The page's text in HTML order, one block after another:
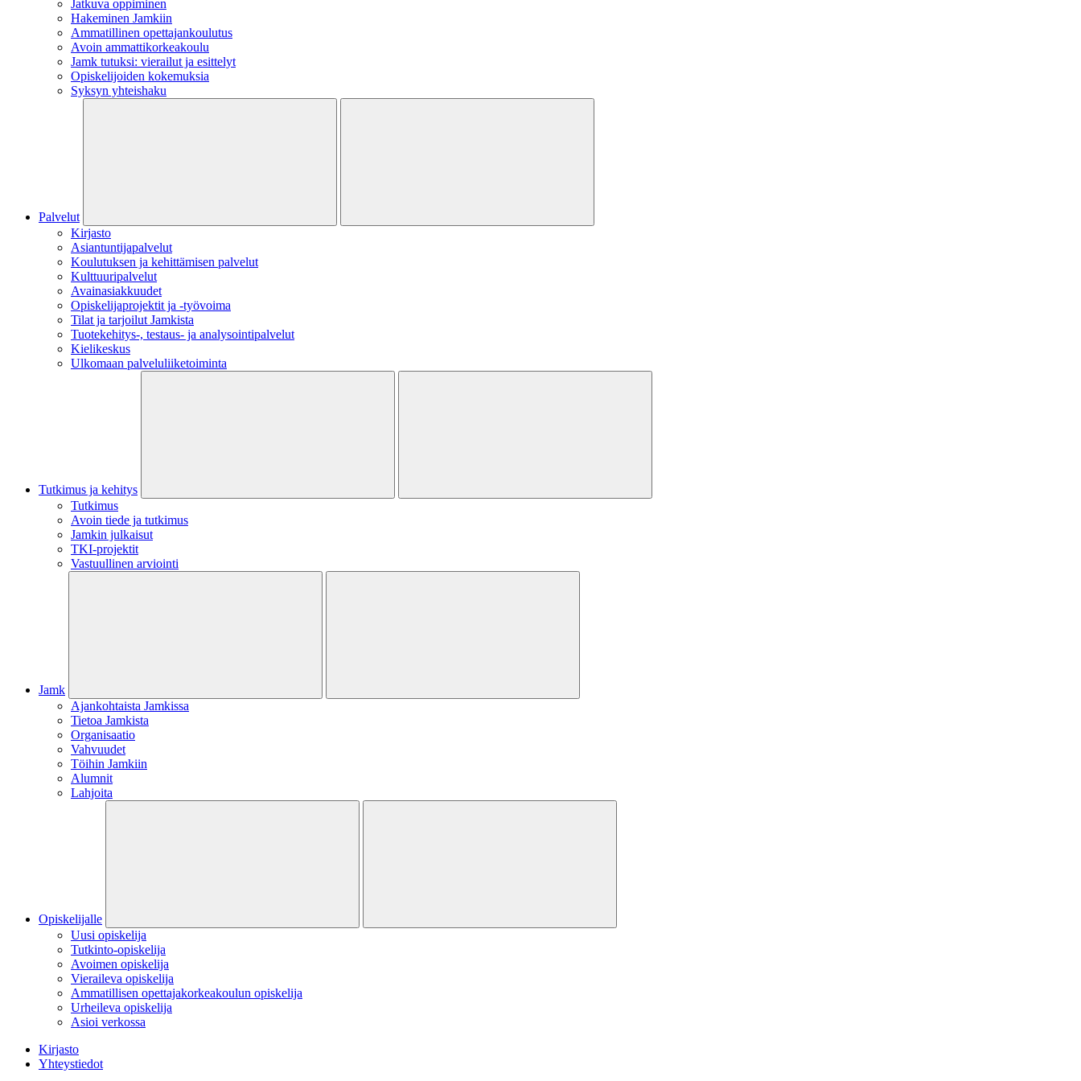
Jatkuva oppiminen
Hakeminen Jamkiin
Ammatillinen opettajankoulutus
Avoin ammattikorkeakoulu
Jamk tutuksi: vierailut ja esittelyt
Opiskelijoiden kokemuksia
Syksyn yhteishaku
Palvelut
Kirjasto
Asiantuntijapalvelut
Koulutuksen ja kehittämisen palvelut
Kulttuuripalvelut
Avainasiakkuudet
Opiskelijaprojektit​ ja -työvoima
Tilat ja tarjoilut Jamkista
Tuotekehitys-, testaus- ja analysointipalvelut
Kielikeskus
Ulkomaan palveluliiketoiminta
Tutkimus ja kehitys
Tutkimus
Avoin tiede ja tutkimus
Jamkin julkaisut
TKI-projektit
Vastuullinen arviointi
Jamk
Ajankohtaista Jamkissa
Tietoa Jamkista
Organisaatio
Vahvuudet
Töihin Jamkiin
Alumnit
Lahjoita
Opiskelijalle
Uusi opiskelija
Tutkinto-opiskelija
Avoimen opiskelija
Vieraileva opiskelija
Ammatillisen opettajakorkeakoulun opiskelija
Urheileva opiskelija
Asioi verkossa
Kirjasto
Yhteystiedot